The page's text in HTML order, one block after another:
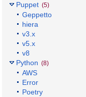
Puppet (5)
Geppetto
hiera
v3.x
v5.x
v8
Python (8)
AWS
Error
Poetry